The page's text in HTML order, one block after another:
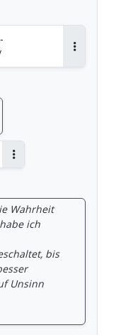
Wahrheit
ich
bis
Unsinn